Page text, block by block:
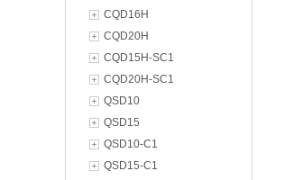
CQD16H
CQD20H
CQD15H-SC1
CQD20H-SC1
QSD10
QSD15
QSD10-C1
QSD15-C1